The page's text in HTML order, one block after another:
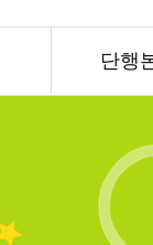
단행